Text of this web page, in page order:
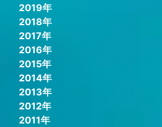
2019年
2018年
2017年
2016年
2015年
2014年
2013年
2012年
2011年